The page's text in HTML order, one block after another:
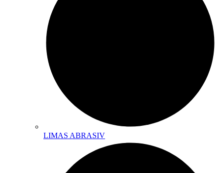
LIMAS ABRASIV